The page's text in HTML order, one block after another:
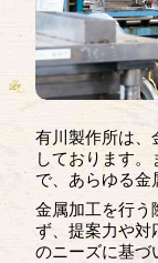
有川製作所は、
しております
で、あらゆる金
金属加工を行う
ず、提案力や対
のニーズに基づ